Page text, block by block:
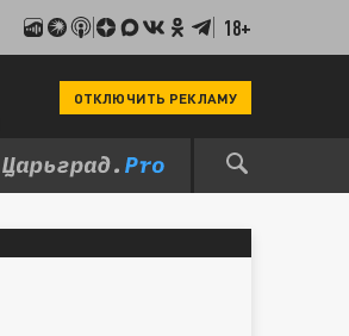
18+
ОТКЛЮЧИТЬ РЕКЛАМУ